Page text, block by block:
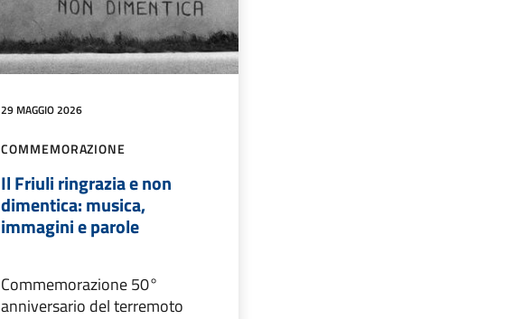
29 MAGGIO 2026
COMMEMORAZIONE
Il Friuli ringrazia e non
dimentica: musica,
immagini e parole
Commemorazione 50°
anniversario del terremoto